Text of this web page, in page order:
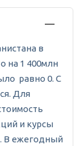
в
на 1 400млн
равно 0. С
Для
и курсы
В ежегодный